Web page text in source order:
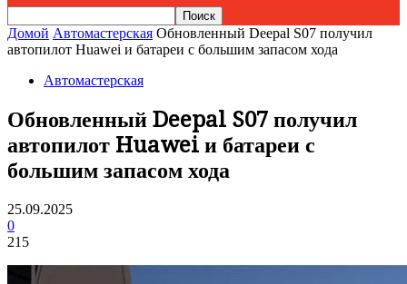
Домой Автомастерская Обновленный Deepal S07 получил
автопилот Huawei и батареи с большим запасом хода
Автомастерская
Обновленный Deepal S07 получил
автопилот Huawei и батареи с
большим запасом хода
25.09.2025
0
215